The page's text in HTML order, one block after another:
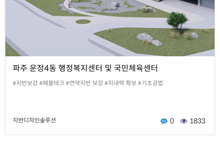
파주 운정4동 행정복지센터 및 국민체육센터
#지반보강 #페블테크 #연약지반 보강 #지내력 확보 #기초공법
지반디자인솔루션 0 1833